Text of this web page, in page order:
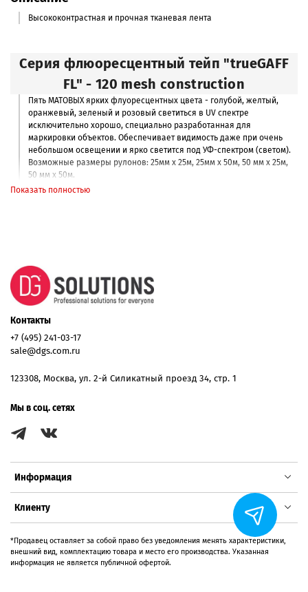
Высококонтрастная и прочная тканевая лента
Серия флюоресцентный тейп "trueGAFF
FL" - 120 mesh construction
Пять МАТОВЫХ ярких флуоресцентных цвета - голубой, желтый,
оранжевый, зеленый и розовый светиться в UV спектре
исключительно хорошо, специально разработанная для
маркировки объектов. Обеспечивает видимость даже при очень
небольшом освещении и ярко светится под УФ-спектром (светом).
Возможные размеры рулонов: 25мм х 25м, 25мм х 50м, 50 мм х 25м,
50 мм х 50м.
Показать полностью
Информация
Клиенту
Контакты
+7 (495) 241-03-17
sale@dgs.com.ru
123308, Москва, ул. 2-й Силикатный проезд 34, стр. 1
Мы в соц. сетях
*Продавец оставляет за собой право без уведомления менять характеристики,
внешний вид, комплектацию товара и место его производства. Указанная
информация не является публичной офертой.